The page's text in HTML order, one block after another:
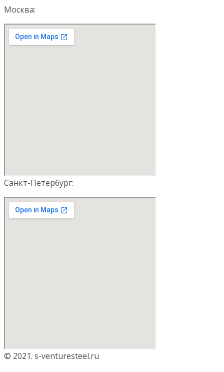
Москва:
Санкт-Петербург:
© 2021. s-venturesteel.ru